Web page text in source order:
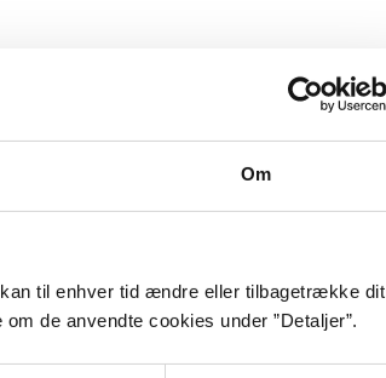
Om
til enhver tid ændre eller tilbagetrække dit
de anvendte cookies under ”Detaljer”.